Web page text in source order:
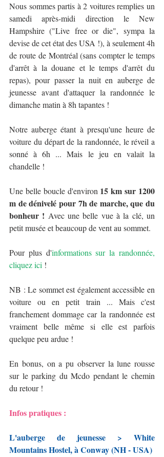
Nous sommes partis à 2 voitures remplies un
samedi après-midi direction le New
Hampshire ("Live free or die", sympa la
devise de cet état des USA !), à seulement 4h
de route de Montréal (sans compter le temps
d'arrêt à la douane et le temps d'arrêt du
repas), pour passer la nuit en auberge de
jeunesse avant d'attaquer la randonnée le
dimanche matin à 8h tapantes !
Notre auberge étant à presqu'une heure de
voiture du départ de la randonnée, le réveil a
sonné à 6h ... Mais le jeu en valait la
chandelle !
Une belle boucle d'environ 15 km sur 1200
m de dénivelé pour 7h de marche, que du
bonheur ! Avec une belle vue à la clé, un
petit musée et beaucoup de vent au sommet.
Pour plus d'informations sur la randonnée,
cliquez ici !
NB : Le sommet est également accessible en
voiture ou en petit train ... Mais c'est
franchement dommage car la randonnée est
vraiment belle même si elle est parfois
quelque peu ardue !
En bonus, on a pu observer la lune rousse
sur le parking du Mcdo pendant le chemin
du retour !
Infos pratiques :
L'auberge de jeunesse > White
Mountains Hostel, à Conway (NH - USA)